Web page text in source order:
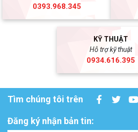
0393.968.345
KỸ THUẬT
Hỗ trợ kỹ thuật
0934.616.395
Tìm chúng tôi trên
Đăng ký nhận bản tin: